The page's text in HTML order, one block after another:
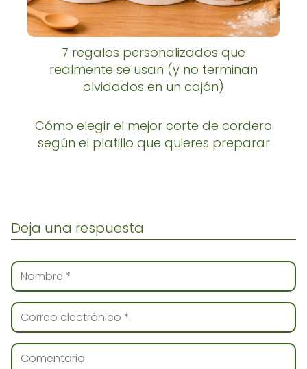
7 regalos personalizados que
realmente se usan (y no terminan
olvidados en un cajón)
Cómo elegir el mejor corte de cordero
según el platillo que quieres preparar
Deja una respuesta